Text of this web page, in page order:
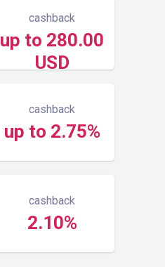
cashback
up to 280.00
USD
cashback
up to 2.75%
cashback
2.10%